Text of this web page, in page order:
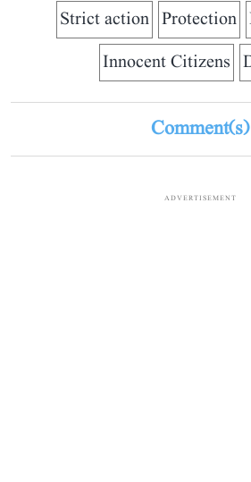
Protection
Strict action
Innocent Citizens
Comment(s)
ADVERTISEMENT